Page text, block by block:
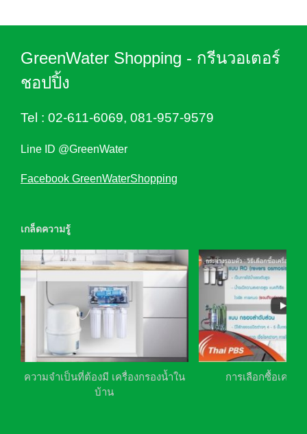
GreenWater Shopping - กรีนวอเตอร์
ชอปปิ้ง
Tel : 02-611-6069, 081-957-9579
Line ID @GreenWater
Facebook GreenWaterShopping
เกล็ดความรู้
ความจำเป็นที่ต้องมี เครื่องกรองน้ำใน
บ้าน
การเลือกซื้อเครื่อ